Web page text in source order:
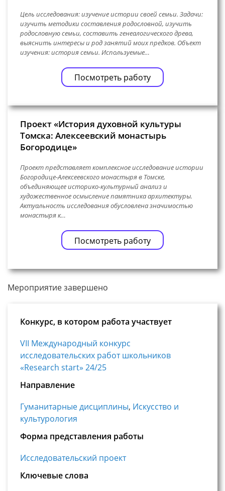
Цель исследования: изучение истории своей семьи. Задачи:
изучить методики составления родословной, изучить
родословную семьи, составить генеалогического древа,
выяснить интересы и род занятий моих предков. Объект
изучения: история семьи. Используемые…
Посмотреть работу
Проект «История духовной культуры
Томска: Алексеевский монастырь
Богородице»
Проект представляет комплексное исследование истории
Богородице-Алексеевского монастыря в Томске,
объединяющее историко-культурный анализ и
художественное осмысление памятника архитектуры.
Актуальность исследования обусловлена значимостью
монастыря к…
Посмотреть работу
Мероприятие завершено
Конкурс, в котором работа участвует
VII Международный конкурс
исследовательских работ школьников
«Research start» 24/25
Направление
Гуманитарные дисциплины, Искусство и
культурология
Форма представления работы
Исследовательский проект
Ключевые слова